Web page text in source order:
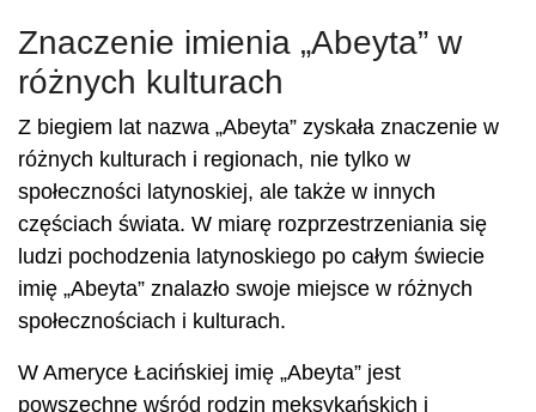
Znaczenie imienia „Abeyta” w
różnych kulturach
Z biegiem lat nazwa „Abeyta” zyskała znaczenie w
różnych kulturach i regionach, nie tylko w
społeczności latynoskiej, ale także w innych
częściach świata. W miarę rozprzestrzeniania się
ludzi pochodzenia latynoskiego po całym świecie
imię „Abeyta” znalazło swoje miejsce w różnych
społecznościach i kulturach.
W Ameryce Łacińskiej imię „Abeyta” jest
powszechne wśród rodzin meksykańskich i